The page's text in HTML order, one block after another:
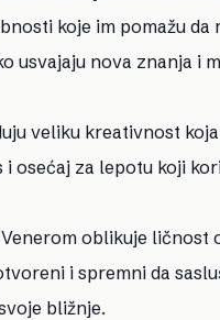
koje im pomažu
usvajaju nova znanja i
veliku kreativnost
i osećaj za lepotu koji
oblikuje
i spremni da
bližnje.